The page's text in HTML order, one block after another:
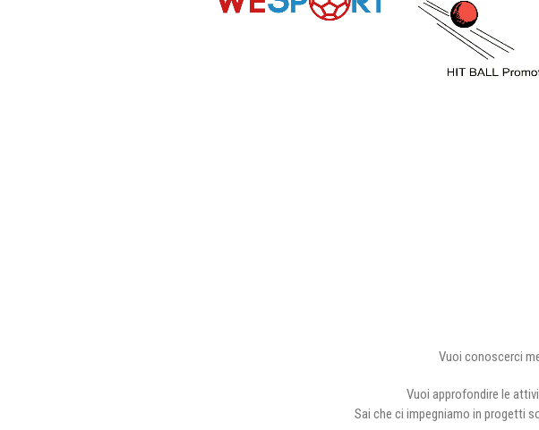
Vuoi conoscerci
Vuoi approfondire le
Sai che ci impegniamo in progetti